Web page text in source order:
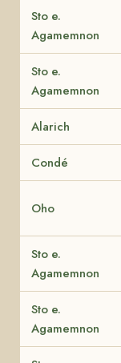
Sto e.
Agamemnon
Sto e.
Agamemnon
Alarich
Condé
Oho
Sto e.
Agamemnon
Sto e.
Agamemnon